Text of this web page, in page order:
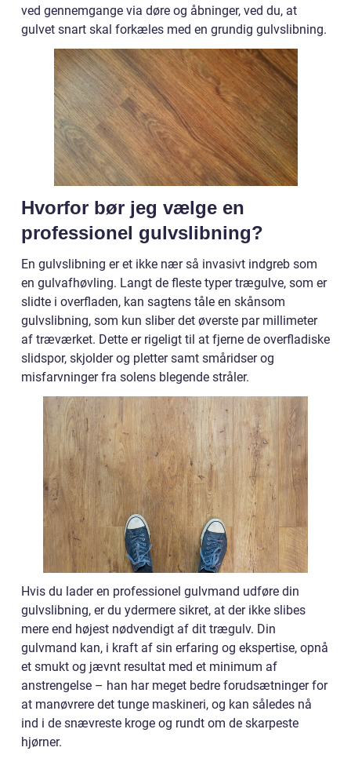
ved gennemgange via døre og åbninger, ved du, at
gulvet snart skal forkæles med en grundig gulvslibning.
Hvorfor bør jeg vælge en
professionel gulvslibning?
En gulvslibning er et ikke nær så invasivt indgreb som
en gulvafhøvling. Langt de fleste typer trægulve, som er
slidte i overfladen, kan sagtens tåle en skånsom
gulvslibning, som kun sliber det øverste par millimeter
af træværket. Dette er rigeligt til at fjerne de overfladiske
slidspor, skjolder og pletter samt småridser og
misfarvninger fra solens blegende stråler.
Hvis du lader en professionel gulvmand udføre din
gulvslibning, er du ydermere sikret, at der ikke slibes
mere end højest nødvendigt af dit trægulv. Din
gulvmand kan, i kraft af sin erfaring og ekspertise, opnå
et smukt og jævnt resultat med et minimum af
anstrengelse – han har meget bedre forudsætninger for
at manøvrere det tunge maskineri, og kan således nå
ind i de snævreste kroge og rundt om de skarpeste
hjørner.